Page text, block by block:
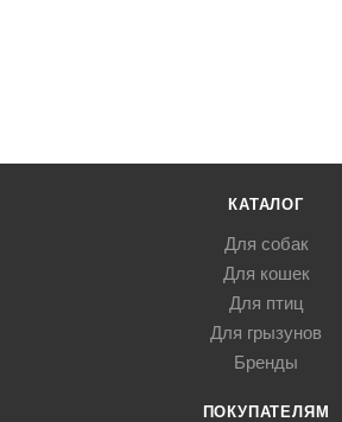
КАТАЛОГ
Для собак
Для кошек
Для птиц
Для грызунов
Бренды
ПОКУПАТЕЛЯМ